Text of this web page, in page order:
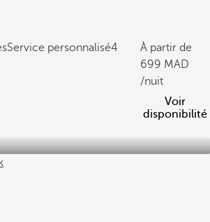
Service personnalisé4
À partir de
699
/nuit
Voir
disponibilité